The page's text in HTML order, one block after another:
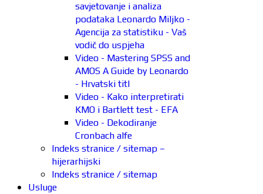
savjetovanje i analiza
podataka Leonardo Miljko -
Agencija za statistiku - Vaš
vodič do uspjeha
Video - Mastering SPSS and
AMOS A Guide by Leonardo
- Hrvatski titl
Video - Kako interpretirati
KMO i Bartlett test - EFA
Video - Dekodiranje
Cronbach alfe
Indeks stranice / sitemap –
hijerarhijski
Indeks stranice / sitemap
Usluge